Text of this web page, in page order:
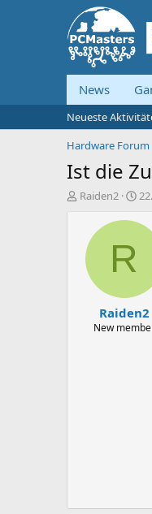
News
Neueste
Hardware Forum
Ist die
E
Raiden2
E
s
t
a
m
R
Raiden2
New